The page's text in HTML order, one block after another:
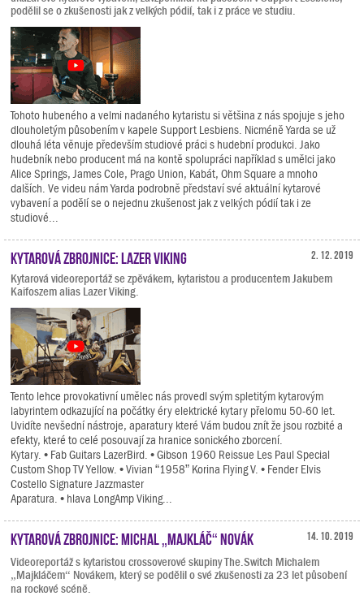
podělil se o zkušenosti jak z velkých pódií, tak i z práce ve studiu.
Tohoto hubeného a velmi nadaného kytaristu si většina z nás spojuje s jeho
dlouholetým působením v kapele Support Lesbiens. Nicméně Yarda se už
dlouhá léta věnuje především studiové práci s hudební produkci. Jako
hudebník nebo producent má na kontě spolupráci například s umělci jako
Alice Springs, James Cole, Prago Union, Kabát, Ohm Square a mnoho
dalších. Ve videu nám Yarda podrobně představí své aktuální kytarové
vybavení a podělí se o nejednu zkušenost jak z velkých pódií tak i ze
studiové...
2. 12. 2019
Kytarová zbrojnice: Lazer Viking
Kytarová videoreportáž se zpěvákem, kytaristou a producentem Jakubem
Kaifoszem alias Lazer Viking.
Tento lehce provokativní umělec nás provedl svým spletitým kytarovým
labyrintem odkazující na počátky éry elektrické kytary přelomu 50-60 let.
Uvidíte nevšední nástroje, aparatury které Vám budou znít že jsou rozbité a
efekty, které to celé posouvají za hranice sonického zborcení.
Kytary. • Fab Guitars LazerBird. • Gibson 1960 Reissue Les Paul Special
Custom Shop TV Yellow. • Vivian “1958” Korina Flying V. • Fender Elvis
Costello Signature Jazzmaster
Aparatura. • hlava LongAmp Viking...
14. 10. 2019
Kytarová zbrojnice: Michal „Majkláč“ Novák
Videoreportáž s kytaristou crossoverové skupiny The.Switch Michalem
„Majkláčem“ Novákem, který se podělil o své zkušenosti za 23 let působení
na rockové scéně.